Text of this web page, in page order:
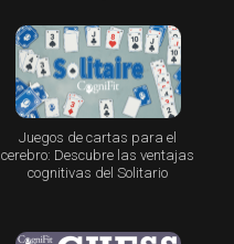
Juegos de cartas para el
cerebro: Descubre las ventajas
cognitivas del Solitario